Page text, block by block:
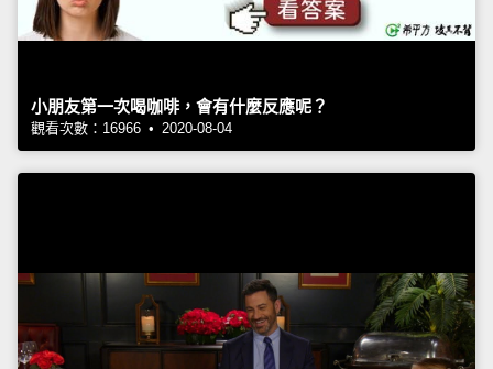
小朋友第一次喝咖啡，會有什麼反應呢？
觀看次數：16966 • 2020-08-04